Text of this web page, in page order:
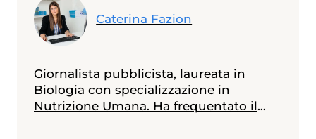
Caterina Fazion
Giornalista pubblicista, laureata in
Biologia con specializzazione in
Nutrizione Umana. Ha frequentato il